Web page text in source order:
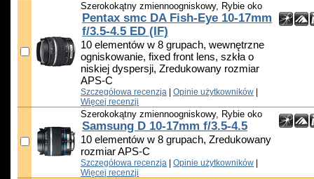
Szerokokątny zmiennoogniskowy, Rybie oko
Pentax smc DA Fish-Eye 10-17mm
f/3.5-4.5 ED (IF)
10 elementów w 8 grupach, wewnętrzne
ogniskowanie, fixed front lens, szkła o
niskiej dyspersji, Zredukowany rozmiar
APS-C
Szczegółowa recenzja Opinie użytkowników
Więcej recenzji
Szerokokątny zmiennoogniskowy, Rybie oko
Samsung D 10-17mm f/3.5-4.5
10 elementów w 8 grupach, Zredukowany
rozmiar APS-C
Szczegółowa recenzja Opinie użytkowników
Więcej recenzji